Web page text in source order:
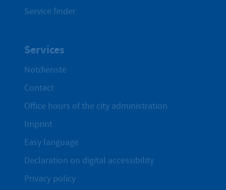
Service finder
Services
Notdienste
Contact
Office hours of the city administration
Imprint
Easy language
Declaration on digital accessibility
Privacy policy